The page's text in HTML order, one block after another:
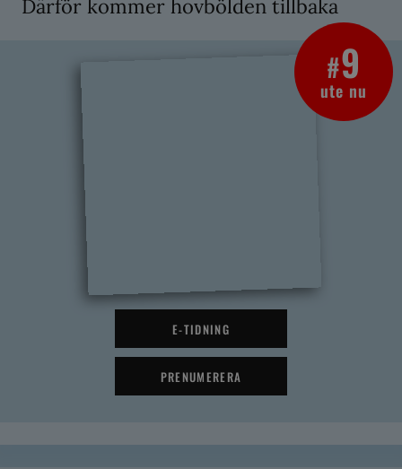
Därför kommer hovbölden tillbaka
#9
ute nu
E-TIDNING
PRENUMERERA